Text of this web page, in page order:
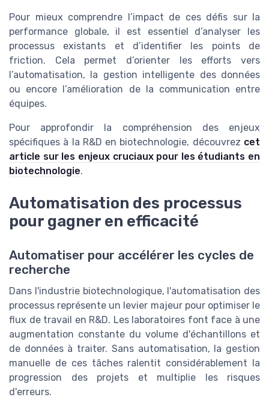
Pour mieux comprendre l’impact de ces défis sur la
performance globale, il est essentiel d’analyser les
processus existants et d’identifier les points de
friction. Cela permet d’orienter les efforts vers
l’automatisation, la gestion intelligente des données
ou encore l’amélioration de la communication entre
équipes.
Pour approfondir la compréhension des enjeux
spécifiques à la R&D en biotechnologie, découvrez cet
article sur les enjeux cruciaux pour les étudiants en
biotechnologie.
Automatisation des processus
pour gagner en efficacité
Automatiser pour accélérer les cycles de
recherche
Dans l'industrie biotechnologique, l'automatisation des
processus représente un levier majeur pour optimiser le
flux de travail en R&D. Les laboratoires font face à une
augmentation constante du volume d'échantillons et
de données à traiter. Sans automatisation, la gestion
manuelle de ces tâches ralentit considérablement la
progression des projets et multiplie les risques
d'erreurs.